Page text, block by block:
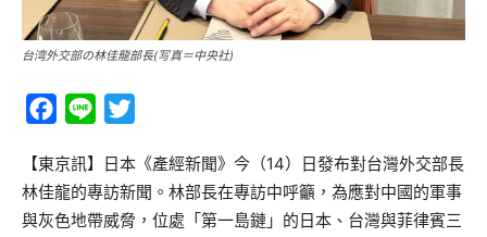
台湾外交部の林佳龍部長(写真＝中央社)
Facebook
Line
【東京訊】日本《產經新聞》今（14）日發布對台灣外交部長
林佳龍的專訪新聞。林部長在專訪中呼籲，為應對中國的軍事
與灰色地帶威脅，位處「第一島鏈」的日本、台灣與菲律賓三